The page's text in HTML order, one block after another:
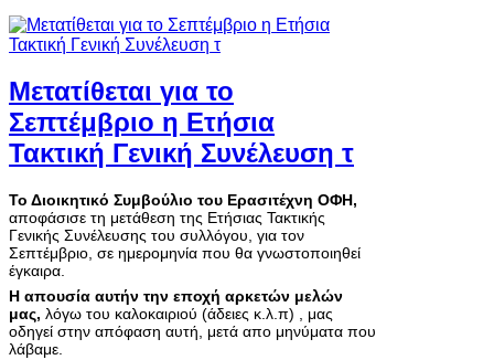
Μετατίθεται για το
Σεπτέμβριο η Ετήσια
Τακτική Γενική Συνέλευση τ
Το Διοικητικό Συμβούλιο του Ερασιτέχνη ΟΦΗ,
αποφάσισε τη μετάθεση της Ετήσιας Τακτικής
Γενικής Συνέλευσης του συλλόγου, για τον
Σεπτέμβριο, σε ημερομηνία που θα γνωστοποιηθεί
έγκαιρα.
Η απουσία αυτήν την εποχή αρκετών μελών
μας, λόγω του καλοκαιριού (άδειες κ.λ.π) , μας
οδηγεί στην απόφαση αυτή, μετά απο μηνύματα που
λάβαμε.